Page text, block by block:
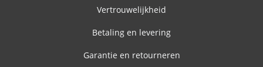
Vertrouwelijkheid
Betaling en levering
Garantie en retourneren